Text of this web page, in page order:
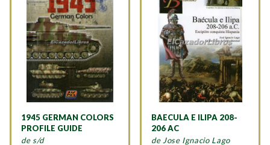
1945 GERMAN COLORS
PROFILE GUIDE
de s/d
BAECULA E ILIPA 208-
206 AC
de Jose Ignacio Lago